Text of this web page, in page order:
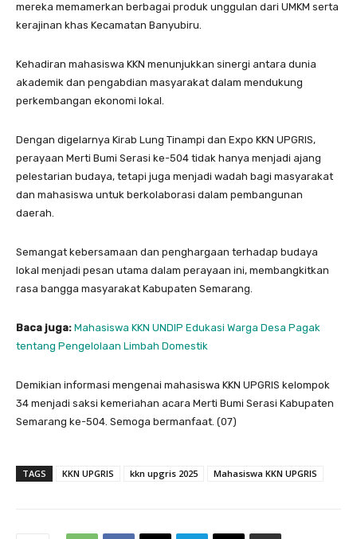
mereka memamerkan berbagai produk unggulan dari UMKM serta
kerajinan khas Kecamatan Banyubiru.
Kehadiran mahasiswa KKN menunjukkan sinergi antara dunia
akademik dan pengabdian masyarakat dalam mendukung
perkembangan ekonomi lokal.
Dengan digelarnya Kirab Lung Tinampi dan Expo KKN UPGRIS,
perayaan Merti Bumi Serasi ke-504 tidak hanya menjadi ajang
pelestarian budaya, tetapi juga menjadi wadah bagi masyarakat
dan mahasiswa untuk berkolaborasi dalam pembangunan
daerah.
Semangat kebersamaan dan penghargaan terhadap budaya
lokal menjadi pesan utama dalam perayaan ini, membangkitkan
rasa bangga masyarakat Kabupaten Semarang.
Baca juga: Mahasiswa KKN UNDIP Edukasi Warga Desa Pagak
tentang Pengelolaan Limbah Domestik
Demikian informasi mengenai mahasiswa KKN UPGRIS kelompok
34 menjadi saksi kemeriahan acara Merti Bumi Serasi Kabupaten
Semarang ke-504. Semoga bermanfaat. (07)
TAGS KKN UPGRIS kkn upgris 2025 Mahasiswa KKN UPGRIS